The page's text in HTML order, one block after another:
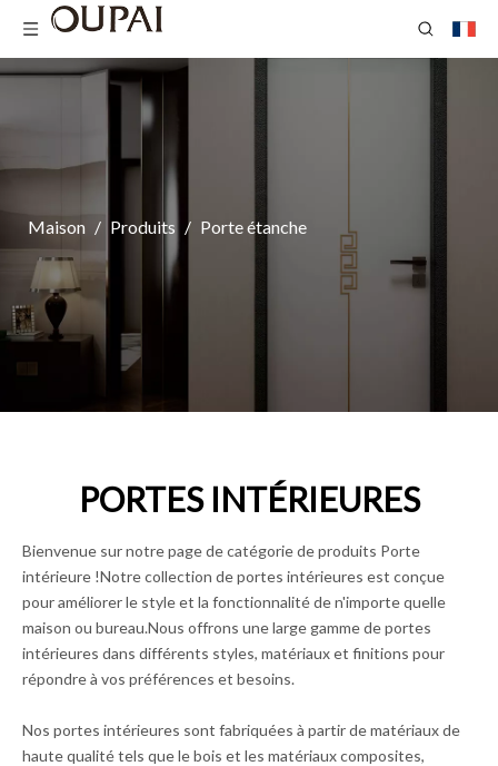
Maison / Produits / Porte étanche
PORTES INTÉRIEURES
Bienvenue sur notre page de catégorie de produits Porte
intérieure !Notre collection de portes intérieures est conçue
pour améliorer le style et la fonctionnalité de n'importe quelle
maison ou bureau.Nous offrons une large gamme de portes
intérieures dans différents styles, matériaux et finitions pour
répondre à vos préférences et besoins.
Nos portes intérieures sont fabriquées à partir de matériaux de
haute qualité tels que le bois et les matériaux composites,